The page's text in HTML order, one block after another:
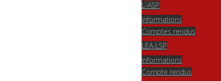
L-ASP
Informations
Comptes rendus
LEA-LSP
Informations
Compte rendus